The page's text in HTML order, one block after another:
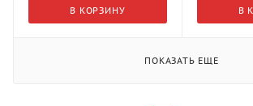
В КОРЗИНУ В
ПОКАЗАТЬ ЕЩЕ